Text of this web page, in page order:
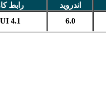
اندروید
رابط
6.0
4.1